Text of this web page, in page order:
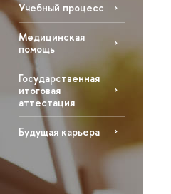
Учебный процесс
Медицинская
помощь
Государственная
итоговая
аттестация
Будущая карьера